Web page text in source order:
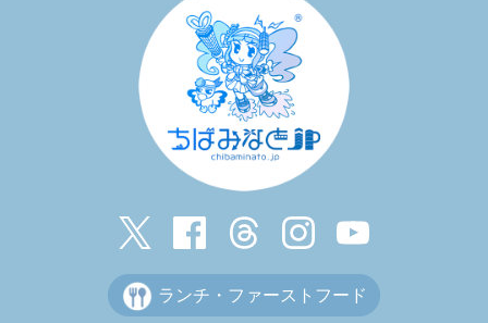
ランチ・ファーストフード